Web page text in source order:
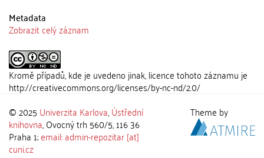
Metadata
Zobrazit celý záznam
Kromě případů, kde je uvedeno jinak, licence tohoto záznamu je
http://creativecommons.org/licenses/by-nc-nd/2.0/
© 2025 Univerzita Karlova,Ústřední
knihovna, Ovocný trh 560/5, 116 36
Praha 1;email: admin-repozitar [at]
cuni.cz
Theme by